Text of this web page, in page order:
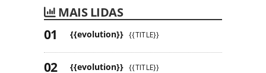
MAIS LIDAS
{{evolution}} {{TITLE}}
{{evolution}} {{TITLE}}